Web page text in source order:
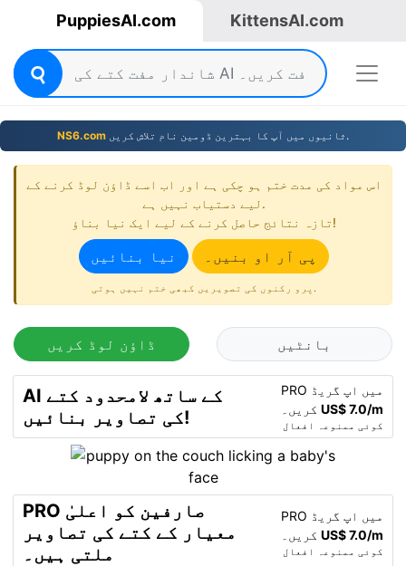
PuppiesAI.com KittensAI.com
NS6.com ثانیوں میں آپ کا بہترین ڈومین نام تلاش کریں.
اس مواد کی مدت ختم ہو چکی ہے اور اب اسے ڈاؤن لوڈ کرنے کے
لیے دستیاب نہیں ہے.
تازہ نتائج حاصل کرنے کے لیے ایک نیا بناؤ!
نیا بنائیں پی آر او بنیں۔
پرو رکنوں کی تصویریں کبھی ختم نہیں ہوتی.
ڈاؤن لوڈ کریں بانٹیں
AI کے ساتھ لامحدود کتے
کی تصاویر بنائیں!
PRO میں اپ گریڈ
US$ 7.0/m
کوئی ممنوعہ افعال
PRO صارفین کو اعلیٰ
معیار کے کتے کی تصاویر
ملتی ہیں۔
PRO میں اپ گریڈ
US$ 7.0/m
کوئی ممنوعہ افعال